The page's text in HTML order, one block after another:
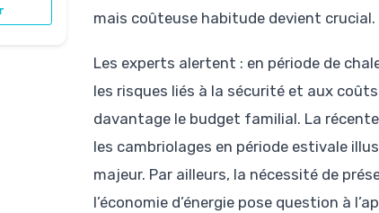
mais coûteuse habitude devient crucial.
Les experts alertent : en période de
les risques liés à la sécurité et aux
davantage le budget familial. La
les cambriolages en période estivale
majeur. Par ailleurs, la nécessité de
l’économie d’énergie pose question à